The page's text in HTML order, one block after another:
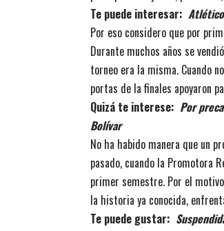
Te puede interesar:
Por eso considero que por
Durante muchos años se
torneo era la misma. Cuando
portas de la finales apoyaron
Quizá te interese: Por
Bolívar
No ha habido manera que un
pasado, cuando la Promotora
primer semestre. Por el
la historia ya conocida,
Te puede gustar: